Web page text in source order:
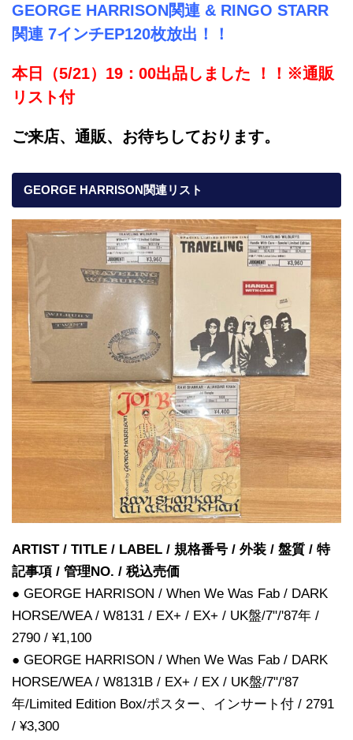
GEORGE HARRISON関連 & RINGO STARR
関連 7インチEP120枚放出！！
本日（5/21）19：00出品しました ！！※通販
リスト付
ご来店、通販、お待ちしております。
GEORGE HARRISON関連リスト
ARTIST / TITLE / LABEL / 規格番号 / 外装 / 盤質 / 特
記事項 / 管理NO. / 税込売価
● GEORGE HARRISON / When We Was Fab / DARK
HORSE/WEA / W8131 / EX+ / EX+ / UK盤/7"/'87年 /
2790 / ¥1,100
● GEORGE HARRISON / When We Was Fab / DARK
HORSE/WEA / W8131B / EX+ / EX / UK盤/7"/'87
年/Limited Edition Box/ポスター、インサート付 / 2791
/ ¥3,300